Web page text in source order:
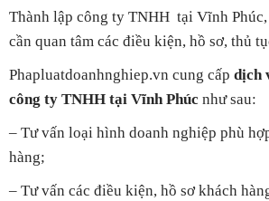
Thành lập công ty TNHH tại Vĩnh
cần quan tâm các điều kiện, hồ sơ, thủ
Phapluatdoanhnghiep.vn cung cấp dịch
công ty TNHH tại Vĩnh Phúc như sau:
– Tư vấn loại hình doanh nghiệp phù
hàng;
– Tư vấn các điều kiện, hồ sơ khách